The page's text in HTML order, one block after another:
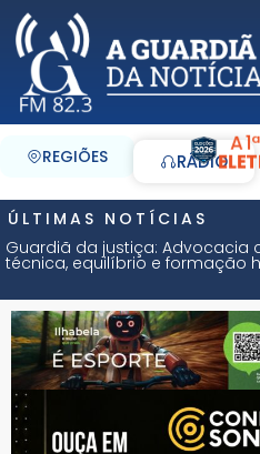
REGIÕES RÁDIO
A
ÚLTIMAS NOTÍCIAS
Guardiã da justiça: Advocacia
técnica, equilíbrio e formação